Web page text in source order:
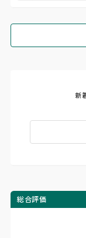
新
総合評価